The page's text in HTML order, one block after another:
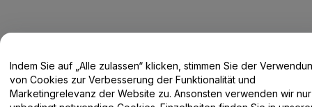
Hilfe-Center / Kontakt
Indem Sie auf „Alle zulassen“ klicken, stimmen Sie der
von Cookies zur Verbesserung der Funktionalität und
Marketingrelevanz der Website zu. Ansonsten verwenden wir nur